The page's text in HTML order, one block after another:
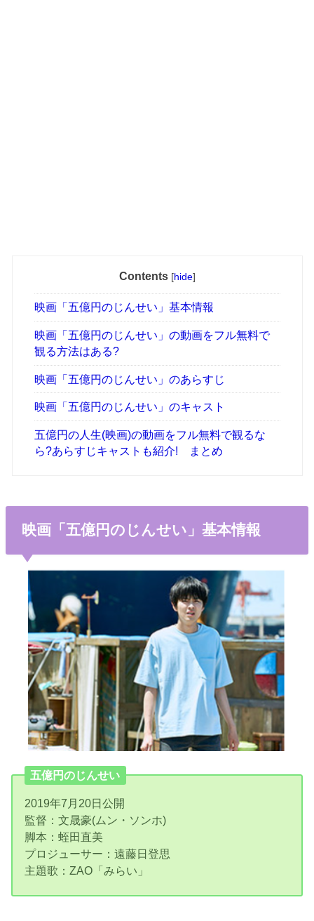
Contents [hide]
映画「五億円のじんせい」基本情報
映画「五億円のじんせい」の動画をフル無料で
観る方法はある?
映画「五億円のじんせい」のあらすじ
映画「五億円のじんせい」のキャスト
五億円の人生(映画)の動画をフル無料で観るな
ら?あらすじキャストも紹介! まとめ
映画「五億円のじんせい」基本情報
五億円のじんせい
2019年7月20日公開
監督：文晟豪(ムン・ソンホ)
脚本：蛭田直美
プロジューサー：遠藤日登思
主題歌：ZAO「みらい」